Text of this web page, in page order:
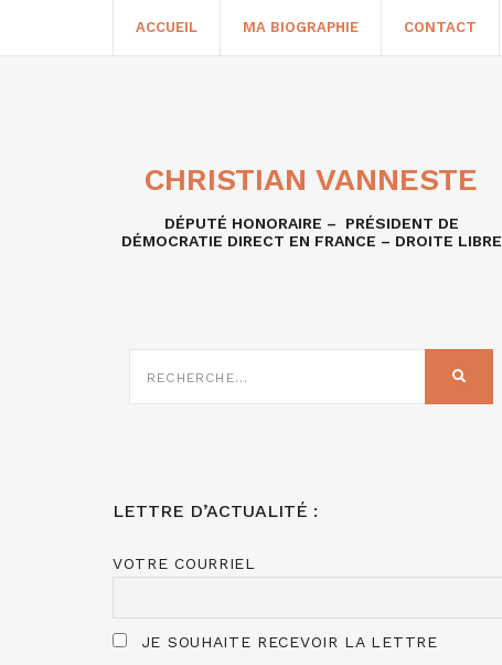
ACCUEIL MA BIOGRAPHIE CONTACT
CHRISTIAN VANNESTE
DÉPUTÉ HONORAIRE – PRÉSIDENT DE
DÉMOCRATIE DIRECT EN FRANCE – DROITE LIBRE
SUR
LETTRE D’ACTUALITÉ :
VOTRE COURRIEL
JE SOUHAITE RECEVOIR LA LETTRE